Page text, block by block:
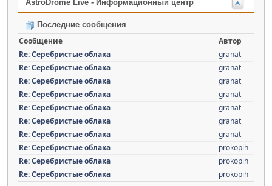
AstroDrome Live - Информационный центр
Последние сообщения
Сообщение
Автор
Re: Серебристые облака
granat
Re: Серебристые облака
granat
Re: Серебристые облака
granat
Re: Серебристые облака
granat
Re: Серебристые облака
granat
Re: Серебристые облака
granat
Re: Серебристые облака
granat
Re: Серебристые облака
prokopih
Re: Серебристые облака
prokopih
Re: Серебристые облака
prokopih